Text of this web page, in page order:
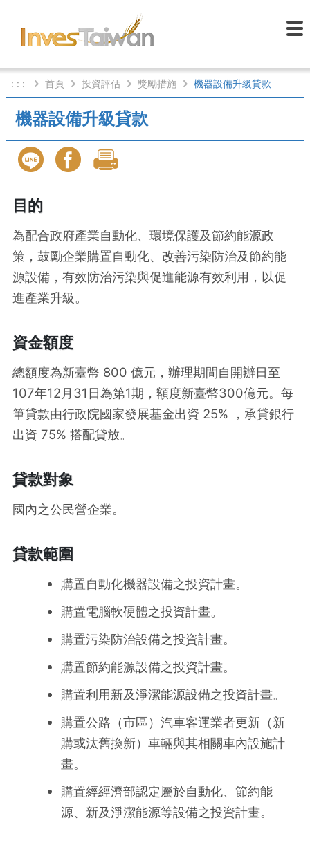
: : : 首頁 投資評估 獎勵措施 機器設備升級貸款
機器設備升級貸款
目的
為配合政府產業自動化、環境保護及節約能源政
策，鼓勵企業購置自動化、改善污染防治及節約能
源設備，有效防治污染與促進能源有效利用，以促
進產業升級。
資金額度
總額度為新臺幣 800 億元，辦理期間自開辦日至
107年12月31日為第1期，額度新臺幣300億元。每
筆貸款由行政院國家發展基金出資 25% ，承貸銀行
出資 75% 搭配貸放。
貸款對象
國內之公民營企業。
貸款範圍
購置自動化機器設備之投資計畫。
購置電腦軟硬體之投資計畫。
購置污染防治設備之投資計畫。
購置節約能源設備之投資計畫。
購置利用新及淨潔能源設備之投資計畫。
購置公路（市區）汽車客運業者更新（新
購或汰舊換新）車輛與其相關車內設施計
畫。
購置經經濟部認定屬於自動化、節約能
源、新及淨潔能源等設備之投資計畫。